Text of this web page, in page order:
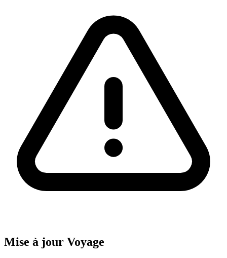
Mise à jour Voyage